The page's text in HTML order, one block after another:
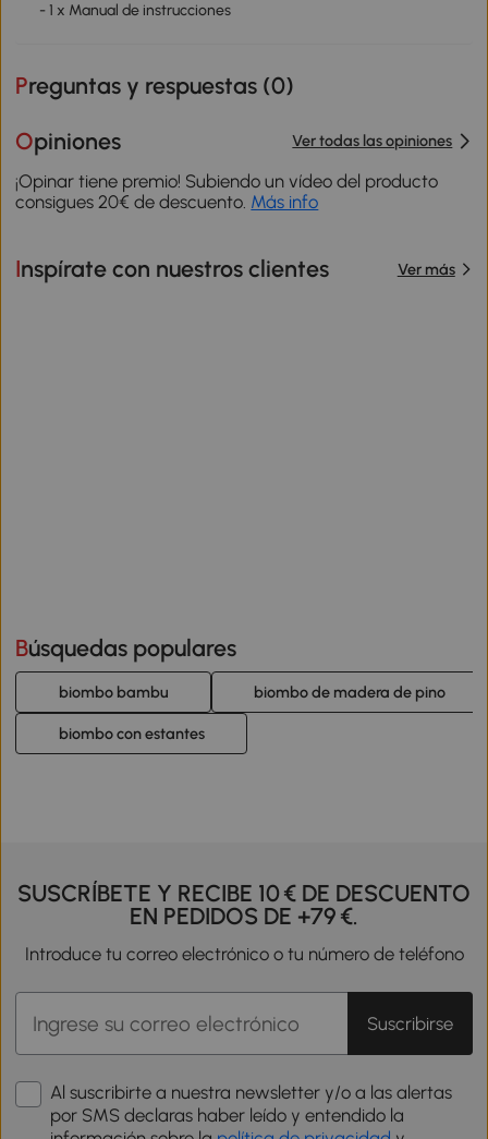
- 1 x Manual de instrucciones
Preguntas y respuestas (0)
Opiniones Ver todas las opiniones
¡Opinar tiene premio! Subiendo un vídeo del producto
consigues 20€ de descuento. Más info
Inspírate con nuestros clientes Ver más
Búsquedas populares
biombo bambu biombo de madera de pino
biombo con estantes
SUSCRÍBETE Y RECIBE 10 € DE DESCUENTO
EN PEDIDOS DE +79 €.
Introduce tu correo electrónico o tu número de teléfono
Suscribirse
Al suscribirte a nuestra newsletter y/o a las alertas
por SMS declaras haber leído y entendido la